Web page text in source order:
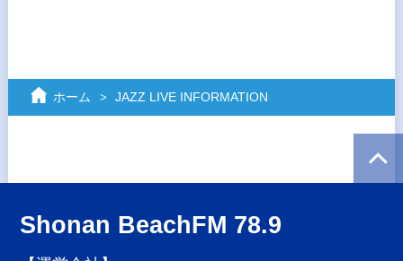
ホーム JAZZ LIVE INFORMATION
Shonan BeachFM 78.9